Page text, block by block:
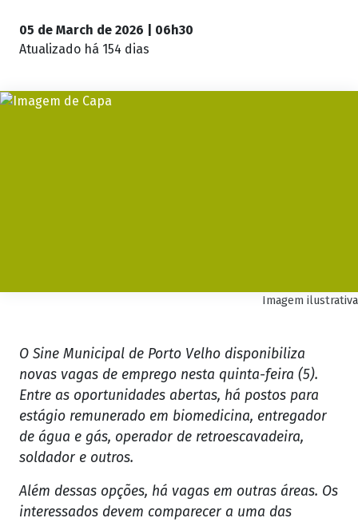
05 de March de 2026 | 06h30
Atualizado há 154 dias
Imagem ilustrativa
O Sine Municipal de Porto Velho disponibiliza
novas vagas de emprego nesta quinta-feira (5).
Entre as oportunidades abertas, há postos para
estágio remunerado em biomedicina, entregador
de água e gás, operador de retroescavadeira,
soldador e outros.
Além dessas opções, há vagas em outras áreas. Os
interessados devem comparecer a uma das